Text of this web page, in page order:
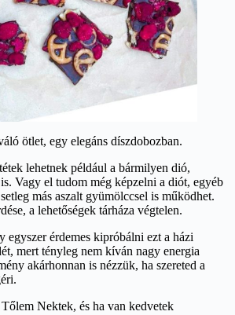
ötlet, egy elegáns díszdobozban.
lehetnek például a bármilyen dió,
Vagy el tudom még képzelni a diót, egyéb
más aszalt gyümölccsel is működhet.
a lehetőségek tárháza végtelen.
egyszer érdemes kipróbálni ezt a házi
mert tényleg nem kíván nagy energia
akárhonnan is nézzük, ha szereted a
Nektek, és ha van kedvetek